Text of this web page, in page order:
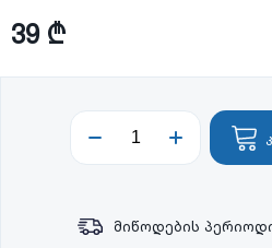
39 ₾
მიწოდების